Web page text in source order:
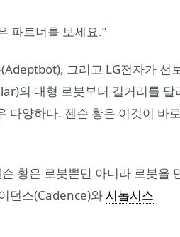
파트너를 보세요.”
그리고 LG전자가 선
의 대형 로봇부터 길거리를 달
다양하다. 젠슨 황은 이것이 바
황은 로봇뿐만 아니라 로봇을
던스(Cadence)와시놉시스